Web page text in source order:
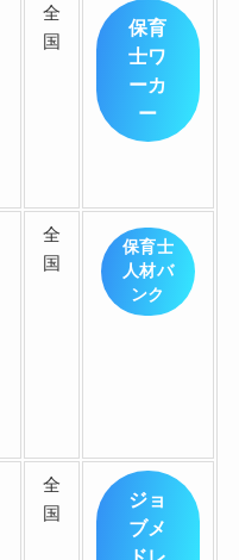
全
国
保育
士ワ
ーカ
ー
全
国
保育士
人材バ
ンク
全
国
ジョ
ブメ